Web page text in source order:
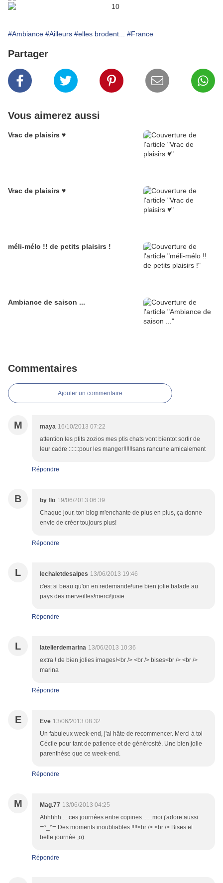
#Ambiance #Ailleurs #elles brodent... #France
Partager
Vous aimerez aussi
Vrac de plaisirs ♥
Vrac de plaisirs ♥
méli-mélo !! de petits plaisirs !
Ambiance de saison ...
Commentaires
Ajouter un commentaire
M maya 16/10/2013 07:22
attention les ptits zozios mes ptis chats vont bientot sortir de
leur cadre :::::::pour les manger!!!!!!sans rancune amicalement
Répondre
B by flo 19/06/2013 06:39
Chaque jour, ton blog m'enchante de plus en plus, ça donne
envie de créer toujours plus!
Répondre
L lechaletdesalpes 13/06/2013 19:46
c'est si beau qu'on en redemande!une bien jolie balade au
pays des merveilles!merci!josie
Répondre
L latelierdemarina 13/06/2013 10:36
extra ! de bien jolies images!<br /> <br /> bises<br /> <br />
marina
Répondre
E Eve 13/06/2013 08:32
Un fabuleux week-end, j'ai hâte de recommencer. Merci à toi
Cécile pour tant de patience et de générosité. Une bien jolie
parenthèse que ce week-end.
Répondre
M Mag.77 13/06/2013 04:25
Ahhhhh.....ces journées entre copines.......moi j'adore aussi
=^_^= Des moments inoubliables !!!!<br /> <br /> Bises et
belle journée ;o)
Répondre